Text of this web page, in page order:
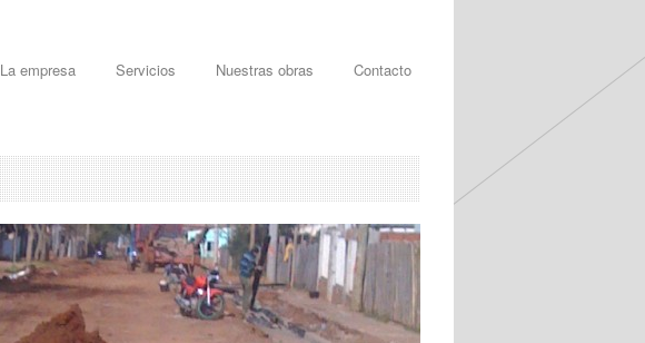
La empresa Servicios Nuestras obras Contacto